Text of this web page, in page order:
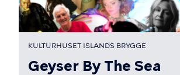
KULTURHUSET ISLANDS BRYGGE
Geyser By The Sea